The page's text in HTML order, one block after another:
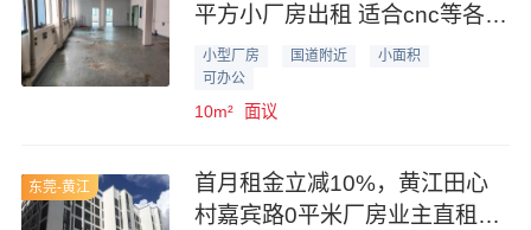
平方小厂房出租 适合cnc等各种
轻加工
小型厂房 国道附近
小面积
可办公
10m² 面议
东莞-黄江
首月租金立减10%，黄江田心
村嘉宾路0平米厂房业主直租，